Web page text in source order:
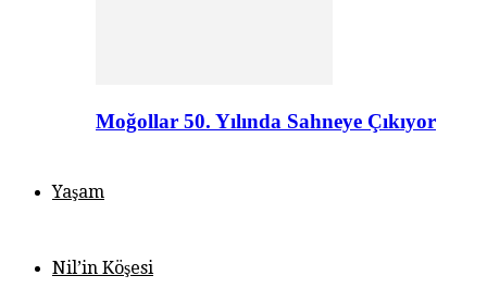
Moğollar 50. Yılında Sahneye Çıkıyor
Yaşam
Nil’in Köşesi